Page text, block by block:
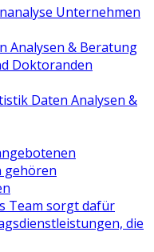
Unternehmen
Analysen & Beratung
Doktoranden
Daten Analysen &
gehören
Team sorgt dafür
die